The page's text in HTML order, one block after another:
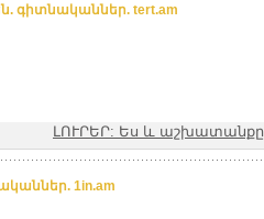
գիտնականներ. tert.am
ԼՈՒՐԵՐ: Ես և աշխատանքը
1in.am